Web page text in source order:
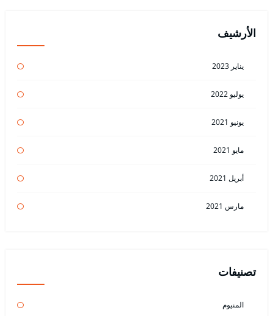
الأرشيف
يناير 2023
يوليو 2022
يونيو 2021
مايو 2021
أبريل 2021
مارس 2021
تصنيفات
المنيوم